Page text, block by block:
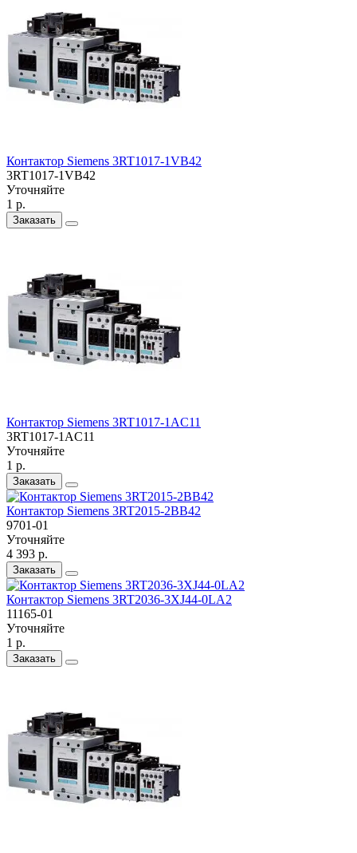
Контактор Siemens 3RT1017-1VB42
3RT1017-1VB42
Уточняйте
1 р.
Заказать
Контактор Siemens 3RT1017-1AC11
3RT1017-1AC11
Уточняйте
1 р.
Заказать
Контактор Siemens 3RT2015-2BB42
9701-01
Уточняйте
4 393 р.
Заказать
Контактор Siemens 3RT2036-3XJ44-0LA2
11165-01
Уточняйте
1 р.
Заказать